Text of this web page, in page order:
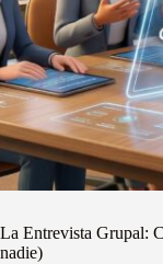
La Entrevista Grupal:
nadie)